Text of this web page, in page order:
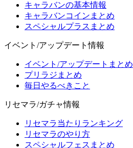
キャラバンの基本情報
キャラバンコインまとめ
スペシャルプラスまとめ
イベント/アップデート情報
イベント/アップデートまとめ
プリラジまとめ
毎日やるべきこと
リセマラ/ガチャ情報
リセマラ当たりランキング
リセマラのやり方
スペシャルフェスまとめ